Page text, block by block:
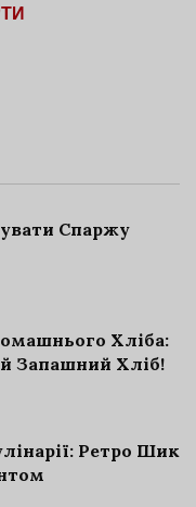
Спаржу
Хліба:
Запашний Хліб!
Ретро Шик